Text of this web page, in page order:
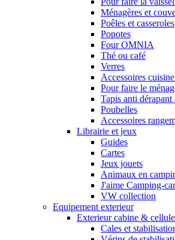
Ménagères et
Poêles et casseroles
Popotes
Four OMNIA
Thé ou café
Verres
Accessoires
Pour faire le
Tapis anti dérapant
Poubelles
Accessoires
Librairie et jeux
Guides
Cartes
Jeux jouets
Animaux en
J'aime Camping-
VW collection
Equipement exterieur
Exterieur cabine & cellule
Cales et